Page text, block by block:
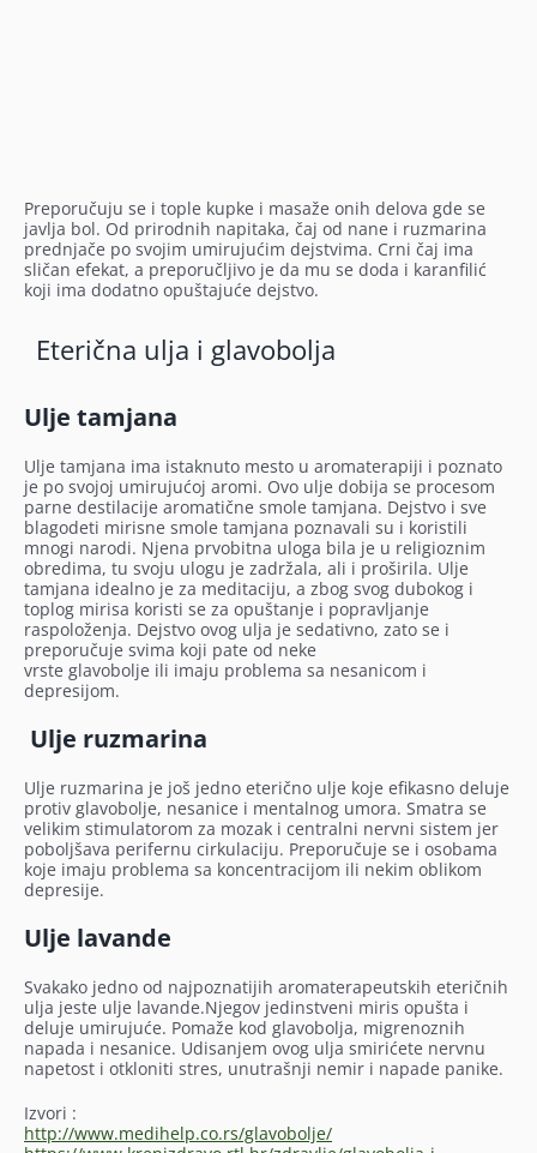
Preporučuju se i tople kupke i masaže onih delova gde se
javlja bol. Od prirodnih napitaka, čaj od nane i ruzmarina
prednjače po svojim umirujućim dejstvima. Crni čaj ima
sličan efekat, a preporučljivo je da mu se doda i karanfilić
koji ima dodatno opuštajuće dejstvo.
Eterična ulja i glavobolja
Ulje tamjana
Ulje tamjana ima istaknuto mesto u aromaterapiji i poznato
je po svojoj umirujućoj aromi. Ovo ulje dobija se procesom
parne destilacije aromatične smole tamjana. Dejstvo i sve
blagodeti mirisne smole tamjana poznavali su i koristili
mnogi narodi. Njena prvobitna uloga bila je u religioznim
obredima, tu svoju ulogu je zadržala, ali i proširila. Ulje
tamjana idealno je za meditaciju, a zbog svog dubokog i
toplog mirisa koristi se za opuštanje i popravljanje
raspoloženja. Dejstvo ovog ulja je sedativno, zato se i
preporučuje svima koji pate od neke
vrste glavobolje ili imaju problema sa nesanicom i
depresijom.
Ulje ruzmarina
Ulje ruzmarina je još jedno eterično ulje koje efikasno deluje
protiv glavobolje, nesanice i mentalnog umora. Smatra se
velikim stimulatorom za mozak i centralni nervni sistem jer
poboljšava perifernu cirkulaciju. Preporučuje se i osobama
koje imaju problema sa koncentracijom ili nekim oblikom
depresije.
Ulje lavande
Svakako jedno od najpoznatijih aromaterapeutskih eteričnih
ulja jeste ulje lavande.Njegov jedinstveni miris opušta i
deluje umirujuće. Pomaže kod glavobolja, migrenoznih
napada i nesanice. Udisanjem ovog ulja smirićete nervnu
napetost i otkloniti stres, unutrašnji nemir i napade panike.
Izvori :
http://www.medihelp.co.rs/glavobolje/